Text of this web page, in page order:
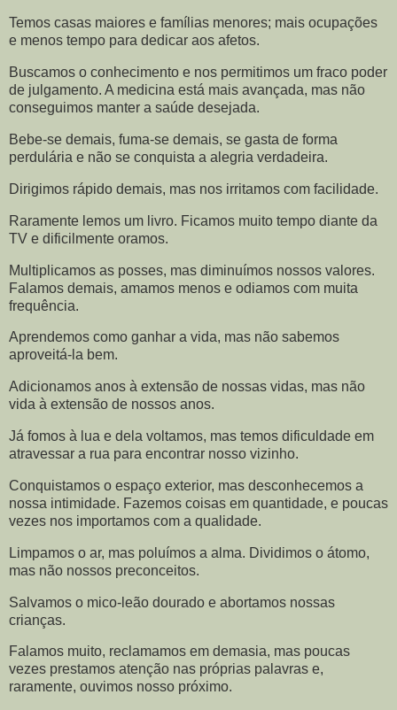
Temos casas maiores e famílias menores; mais ocupações
e menos tempo para dedicar aos afetos.
Buscamos o conhecimento e nos permitimos um fraco poder
de julgamento. A medicina está mais avançada, mas não
conseguimos manter a saúde desejada.
Bebe-se demais, fuma-se demais, se gasta de forma
perdulária e não se conquista a alegria verdadeira.
Dirigimos rápido demais, mas nos irritamos com facilidade.
Raramente lemos um livro. Ficamos muito tempo diante da
TV e dificilmente oramos.
Multiplicamos as posses, mas diminuímos nossos valores.
Falamos demais, amamos menos e odiamos com muita
frequência.
Aprendemos como ganhar a vida, mas não sabemos
aproveitá-la bem.
Adicionamos anos à extensão de nossas vidas, mas não
vida à extensão de nossos anos.
Já fomos à lua e dela voltamos, mas temos dificuldade em
atravessar a rua para encontrar nosso vizinho.
Conquistamos o espaço exterior, mas desconhecemos a
nossa intimidade. Fazemos coisas em quantidade, e poucas
vezes nos importamos com a qualidade.
Limpamos o ar, mas poluímos a alma. Dividimos o átomo,
mas não nossos preconceitos.
Salvamos o mico-leão dourado e abortamos nossas
crianças.
Falamos muito, reclamamos em demasia, mas poucas
vezes prestamos atenção nas próprias palavras e,
raramente, ouvimos nosso próximo.